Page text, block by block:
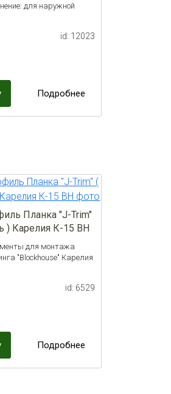
для наружной
id: 12023
Подробнее
Планка "J-Trim"
) Карелия К-15 ВН
для монтажа
"Blockhouse" Карелия
id: 6529
Подробнее